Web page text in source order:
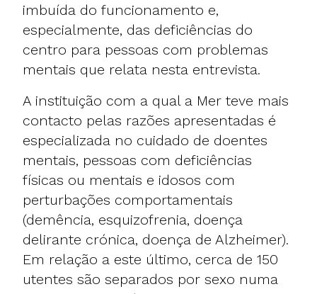
imbuída do funcionamento e,
especialmente, das deficiências do
centro para pessoas com problemas
mentais que relata nesta entrevista.
A instituição com a qual a Mer teve mais
contacto pelas razões apresentadas é
especializada no cuidado de doentes
mentais, pessoas com deficiências
físicas ou mentais e idosos com
perturbações comportamentais
(demência, esquizofrenia, doença
delirante crónica, doença de Alzheimer).
Em relação a este último, cerca de 150
utentes são separados por sexo numa